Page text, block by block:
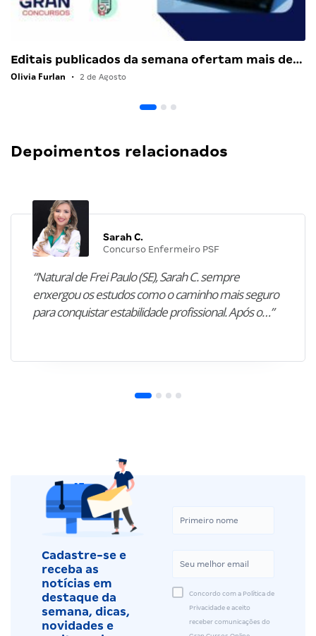
Editais publicados da semana ofertam mais de…
Olivia Furlan • 2 de Agosto
Depoimentos relacionados
Sarah C.
Concurso Enfermeiro PSF
“Natural de Frei Paulo (SE), Sarah C. sempre
enxergou os estudos como o caminho mais seguro
para conquistar estabilidade profissional. Após o…”
Cadastre-se e
receba as
notícias em
destaque da
semana, dicas,
novidades e
Concordo com a Política de
Privacidade e aceito
receber comunicações do